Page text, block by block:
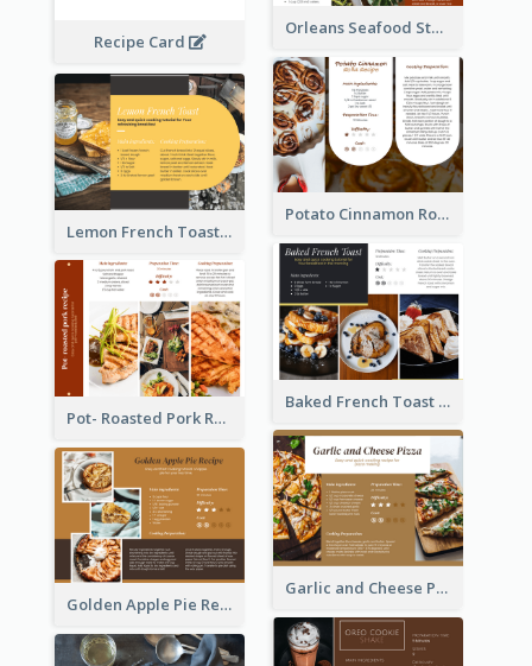
Recipe Card
Orleans Seafood Stew Recipe Card
Potato Cinnamon Rolla Recipe Card
Lemon French Toast Recipe Card
Baked French Toast Recipe Card
Pot- Roasted Pork Recipe Card
Garlic and Cheese Pizza Recipe Card
Golden Apple Pie Recipe Card